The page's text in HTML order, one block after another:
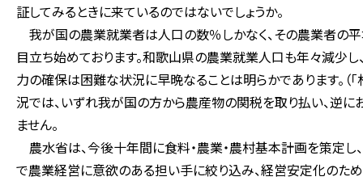
証してみるときに来ているのではないでしょうか。
我が国の農業就業者は人口の数％しかなく、その農業者の
目立ち始めております。和歌山県の農業就業人口も年々減少
力の確保は困難な状況に早晩なることは明らかであります。（
況では、いずれ我が国の方から農産物の関税を取り払い、逆
ません。
農水省は、今後十年間に食料・農業・農村基本計画を策定
で農業経営に意欲のある担い手に絞り込み、経営安定化のた